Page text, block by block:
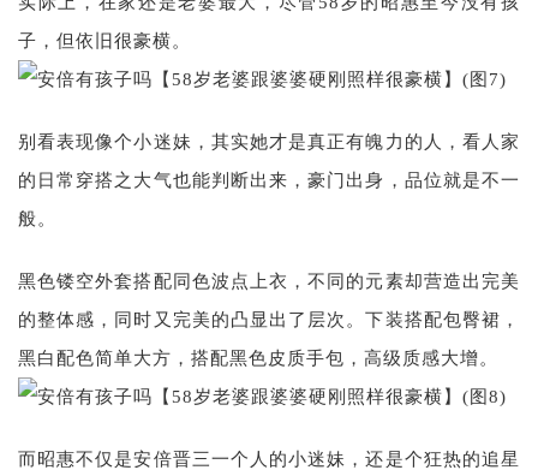
子，但依旧很豪横。
别看表现像个小迷妹，其实她才是真正有魄力的人，看人家
的日常穿搭之大气也能判断出来，豪门出身，品位就是不一
般。
黑色镂空外套搭配同色波点上衣，不同的元素却营造出完美
的整体感，同时又完美的凸显出了层次。下装搭配包臀裙，
黑白配色简单大方，搭配黑色皮质手包，高级质感大增。
而昭惠不仅是安倍晋三一个人的小迷妹，还是个狂热的追星